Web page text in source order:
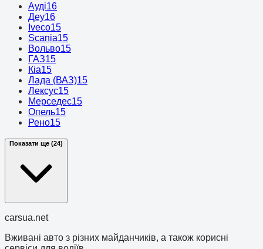
Ауді16
Деу16
Iveco15
Scania15
Вольво15
ГАЗ15
Кіа15
Лада (ВАЗ)15
Лексус15
Мерседес15
Опель15
Рено15
Показати ще (24)
carsua.net
Вживані авто з різних майданчиків, а також корисні